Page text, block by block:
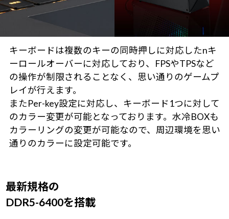
キーボードは複数のキーの同時押しに対応したnキ
ーロールオーバーに対応しており、FPSやTPSなど
の操作が制限されることなく、思い通りのゲームプ
レイが行えます。
またPer-key設定に対応し、キーボード1つに対して
のカラー変更が可能となっております。水冷BOXも
カラーリングの変更が可能なので、周辺環境を思い
通りのカラーに設定可能です。
最新規格の
DDR5-6400を搭載